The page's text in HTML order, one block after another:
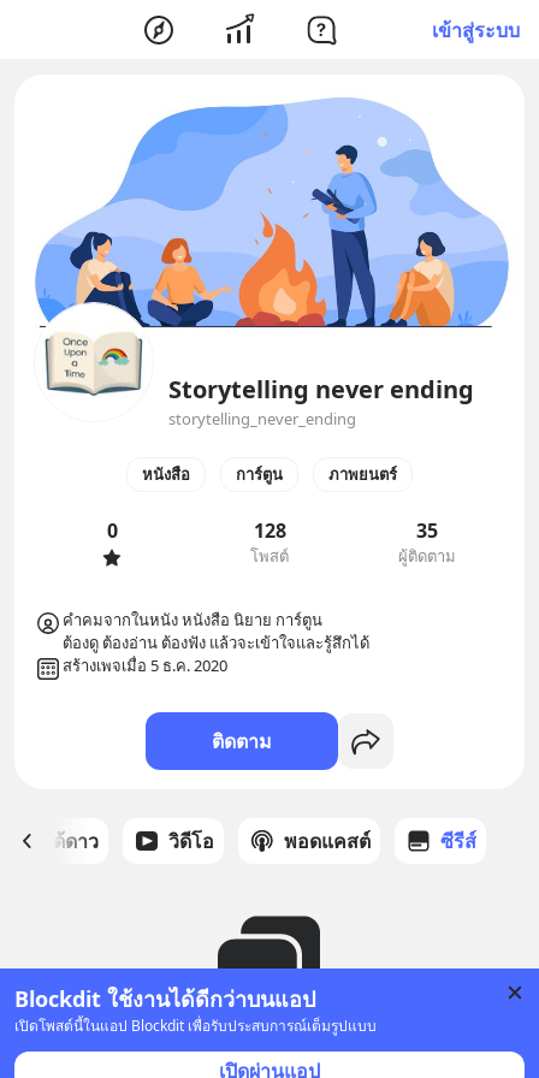
เข้าสู่ระบบ
Blockdit ใช้งานได้ดีกว่าบนแอป
เปิดโพสต์นี้ในแอป Blockdit เพื่อรับประสบการณ์เต็มรูปแบบ
เปิดผ่านแอป
Storytelling never ending
storytelling_never_ending
หนังสือ การ์ตูน ภาพยนตร์
0 128
โพสต์
35
ผู้ติดตาม
คำคมจากในหนัง หนังสือ นิยาย การ์ตูน
ต้องดู ต้องอ่าน ต้องฟัง แล้วจะเข้าใจและรู้สึกได้
สร้างเพจเมื่อ 5 ธ.ค. 2020
ติดตาม
สต์ที่ได้ดาว วิดีโอ พอดแคสต์ ซีรีส์
ยังไม่มีซีรีส์